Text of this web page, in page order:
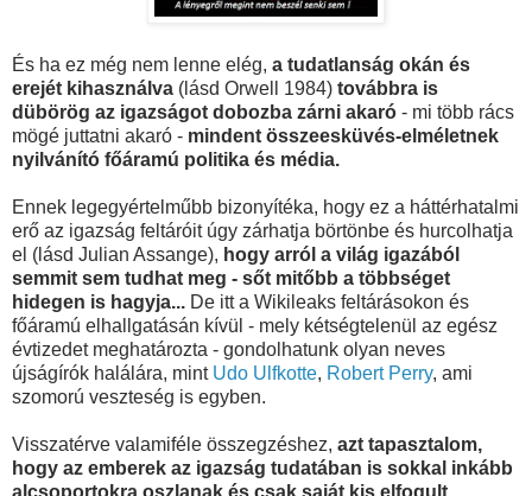
És ha ez még nem lenne elég, a tudatlanság okán és
erejét kihasználva (lásd Orwell 1984) továbbra is
dübörög az igazságot dobozba zárni akaró - mi több rács
mögé juttatni akaró - mindent összeesküvés-elméletnek
nyilvánító főáramú politika és média.
Ennek legegyértelműbb bizonyítéka, hogy ez a háttérhatalmi
erő az igazság feltáróit úgy zárhatja börtönbe és hurcolhatja
el (lásd Julian Assange), hogy arról a világ igazából
semmit sem tudhat meg - sőt mitőbb a többséget
hidegen is hagyja... De itt a Wikileaks feltárásokon és
főáramú elhallgatásán kívül - mely kétségtelenül az egész
évtizedet meghatározta - gondolhatunk olyan neves
újságírók halálára, mint Udo Ulfkotte, Robert Perry, ami
szomorú veszteség is egyben.
Visszatérve valamiféle összegzéshez, azt tapasztalom,
hogy az emberek az igazság tudatában is sokkal inkább
alcsoportokra oszlanak és csak saját kis elfogult